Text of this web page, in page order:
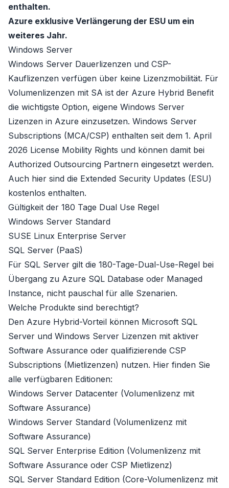
enthalten.
Azure exklusive Verlängerung der ESU um ein
weiteres Jahr.
Windows Server
Windows Server Dauerlizenzen und CSP-
Kauflizenzen verfügen über keine Lizenzmobilität. Für
Volumenlizenzen mit SA ist der Azure Hybrid Benefit
die wichtigste Option, eigene Windows Server
Lizenzen in Azure einzusetzen. Windows Server
Subscriptions (MCA/CSP) enthalten seit dem 1. April
2026 License Mobility Rights und können damit bei
Authorized Outsourcing Partnern eingesetzt werden.
Auch hier sind die Extended Security Updates (ESU)
kostenlos enthalten.
Gültigkeit der 180 Tage Dual Use Regel
Windows Server Standard
SUSE Linux Enterprise Server
SQL Server (PaaS)
Für SQL Server gilt die 180-Tage-Dual-Use-Regel bei
Übergang zu Azure SQL Database oder Managed
Instance, nicht pauschal für alle Szenarien.
Welche Produkte sind berechtigt?
Den Azure Hybrid-Vorteil können Microsoft SQL
Server und Windows Server Lizenzen mit aktiver
Software Assurance oder qualifizierende CSP
Subscriptions (Mietlizenzen) nutzen. Hier finden Sie
alle verfügbaren Editionen:
Windows Server Datacenter (Volumenlizenz mit
Software Assurance)
Windows Server Standard (Volumenlizenz mit
Software Assurance)
SQL Server Enterprise Edition (Volumenlizenz mit
Software Assurance oder CSP Mietlizenz)
SQL Server Standard Edition (Core-Volumenlizenz mit